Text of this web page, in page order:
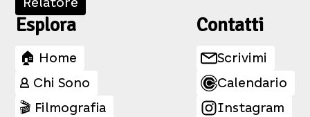
Esplora
🏠 Home
👤 Chi Sono
🎬 Filmografia
Contatti
Scrivimi
Calendario
Instagram